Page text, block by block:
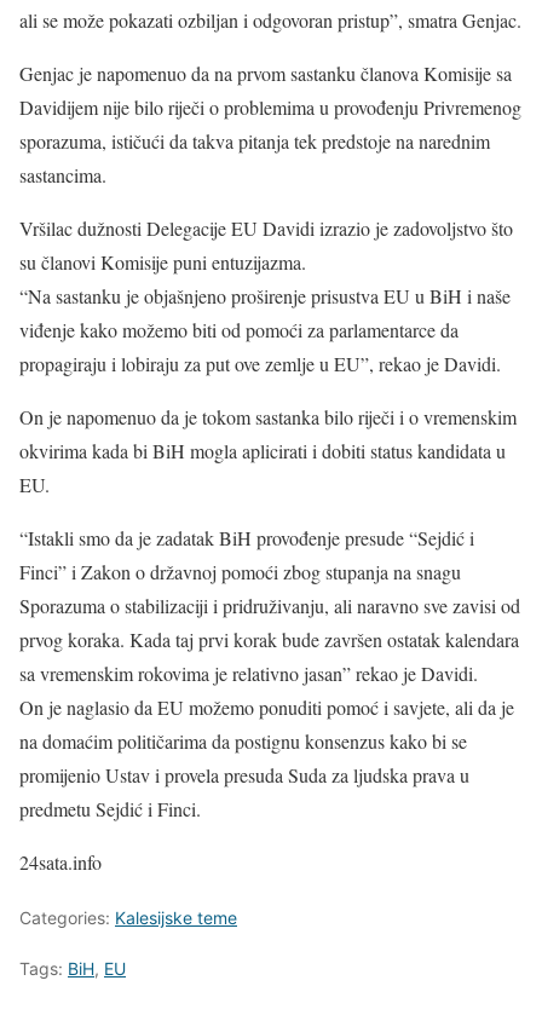
ali se može pokazati ozbiljan i odgovoran pristup”, smatra Genjac.
Genjac je napomenuo da na prvom sastanku članova Komisije sa
Davidijem nije bilo riječi o problemima u provođenju Privremenog
sporazuma, ističući da takva pitanja tek predstoje na narednim
sastancima.
Vršilac dužnosti Delegacije EU Davidi izrazio je zadovoljstvo što
su članovi Komisije puni entuzijazma.
“Na sastanku je objašnjeno proširenje prisustva EU u BiH i naše
viđenje kako možemo biti od pomoći za parlamentarce da
propagiraju i lobiraju za put ove zemlje u EU”, rekao je Davidi.
On je napomenuo da je tokom sastanka bilo riječi i o vremenskim
okvirima kada bi BiH mogla aplicirati i dobiti status kandidata u
EU.
“Istakli smo da je zadatak BiH provođenje presude “Sejdić i
Finci” i Zakon o državnoj pomoći zbog stupanja na snagu
Sporazuma o stabilizaciji i pridruživanju, ali naravno sve zavisi od
prvog koraka. Kada taj prvi korak bude završen ostatak kalendara
sa vremenskim rokovima je relativno jasan” rekao je Davidi.
On je naglasio da EU možemo ponuditi pomoć i savjete, ali da je
na domaćim političarima da postignu konsenzus kako bi se
promijenio Ustav i provela presuda Suda za ljudska prava u
predmetu Sejdić i Finci.
24sata.info
Categories: Kalesijske teme
Tags: BiH, EU